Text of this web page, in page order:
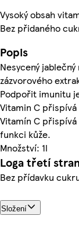
Vysoký obsah
Bez přidaného
Popis
Nesycený
zázvorového
Podpořit imunitu
Vitamin C
Vitamín C
funkci kůže.
Množství: 1l
Loga třetí
Bez přídavku
Složení